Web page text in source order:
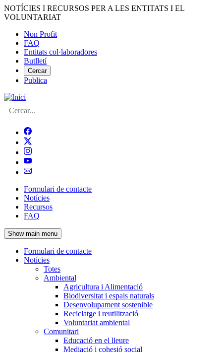
Vés
al
NOTÍCIES I RECURSOS PER A LES ENTITATS I EL
VOLUNTARIAT
Menú
del
compte
d'usuari
Non Profit
FAQ
Entitats col·laboradores
Butlletí
Cercar
Publica
Cerca
Navegació
principal
de
l'encapçalament
Formulari de contacte
Notícies
Recursos
FAQ
Show main menu
Navegació
principal
Formulari de contacte
Notícies
Totes
Ambiental
Agricultura i Alimentació
Biodiversitat i espais naturals
Desenvolupament sostenible
Reciclatge i reutilització
Voluntariat ambiental
Comunitari
Educació en el lleure
Mediació i cohesió social